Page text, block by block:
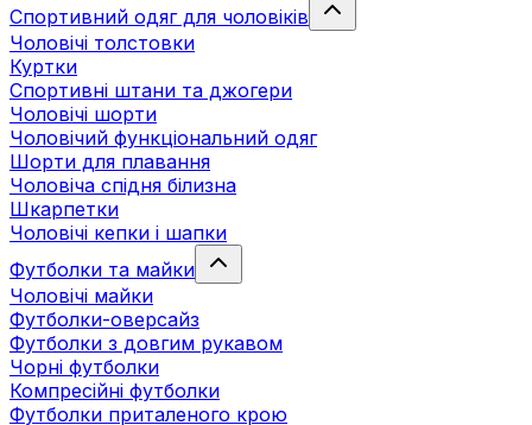
Спортивний одяг для чоловіків
Чоловічі толстовки
Куртки
Спортивні штани та джогери
Чоловічі шорти
Чоловічий функціональний одяг
Шорти для плавання
Чоловіча спідня білизна
Шкарпетки
Чоловічі кепки і шапки
Футболки та майки
Чоловічі майки
Футболки-оверсайз
Футболки з довгим рукавом
Чорні футболки
Компресійні футболки
Футболки приталеного крою